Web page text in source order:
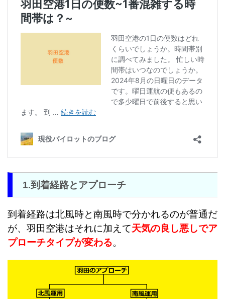
1.到着経路とアプローチ
到着経路は北風時と南風時で分かれるのが普通だ
が、羽田空港はそれに加えて天気の良し悪しでア
プローチタイプが変わる。